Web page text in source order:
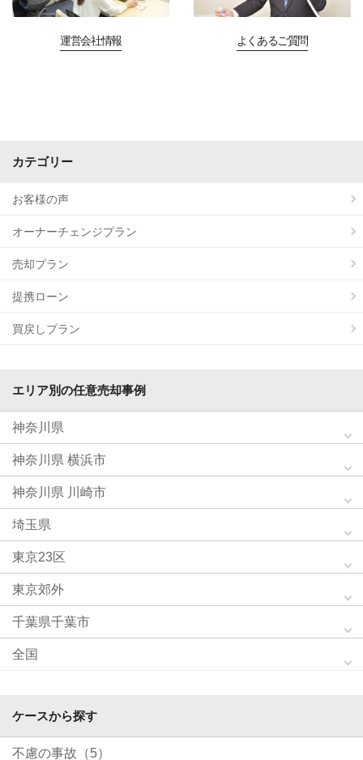
運営会社情報 よくあるご質問
カテゴリー
お客様の声
オーナーチェンジプラン
売却プラン
提携ローン
買戻しプラン
エリア別の任意売却事例
神奈川県
神奈川県 横浜市
神奈川県 川崎市
埼玉県
東京23区
東京郊外
千葉県千葉市
全国
ケースから探す
不慮の事故（5）